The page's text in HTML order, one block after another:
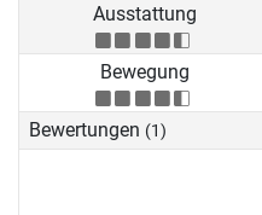
Ausstattung
Bewegung
Bewertungen (1)